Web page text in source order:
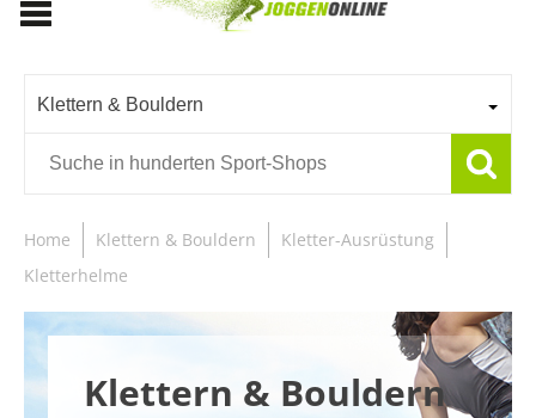
Klettern & Bouldern
Home Klettern & Bouldern
Kletter-Ausrüstung
Kletterhelme
Klettern & Bouldern